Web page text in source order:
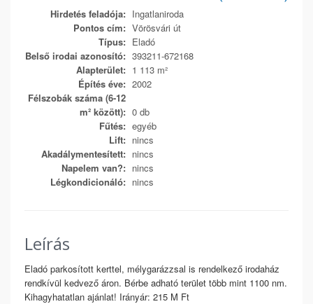
Hirdetés feladója: Ingatlaniroda
Pontos cím: Vörösvári út
Típus: Eladó
Belső irodai azonosító: 393211-672168
Alapterület: 1 113 m²
Építés éve: 2002
Félszobák száma (6-12
m² között): 0 db
Fűtés: egyéb
Lift: nincs
Akadálymentesített: nincs
Napelem van?: nincs
Légkondicionáló: nincs
Leírás
Eladó parkosított kerttel, mélygarázzsal is rendelkező irodaház
rendkívül kedvező áron. Bérbe adható terület több mint 1100 nm.
Kihagyhatatlan ajánlat! Irányár: 215 M Ft